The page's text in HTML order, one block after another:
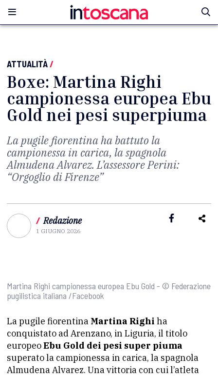
ATTUALITÀ/
Boxe: Martina Righi
campionessa europea Ebu
Gold nei pesi superpiuma
La pugile fiorentina ha battuto la
campionessa in carica, la spagnola
Almudena Alvarez. L’assessore Perini:
“Orgoglio di Firenze”
/ Redazione
1 GIUGNO 2026
Martina Righi campionessa europea Ebu Gold - © Federazione
pugilistica italiana /Facebook
La pugile fiorentina Martina Righi ha
conquistato ad Arenzano, in Liguria, il titolo
europeoEbu Gold dei pesi super piuma
superato la campionessa in carica, la spagnola
Almudena Alvarez. Una vittoria con cui l’atleta